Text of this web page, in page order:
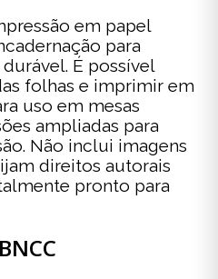
em papel
para
É possível
folhas e imprimir em
uso em mesas
ampliadas para
Não inclui imagens
direitos autorais
pronto para